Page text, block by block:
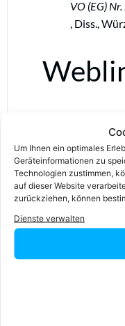
Um Ihnen ein optimales
Geräteinformationen zu
Technologien zustimmen,
auf dieser Website
zurückziehen, können
Dienste verwalten
VO (EG)
, Diss.,
Siehe
Kartellverbot,